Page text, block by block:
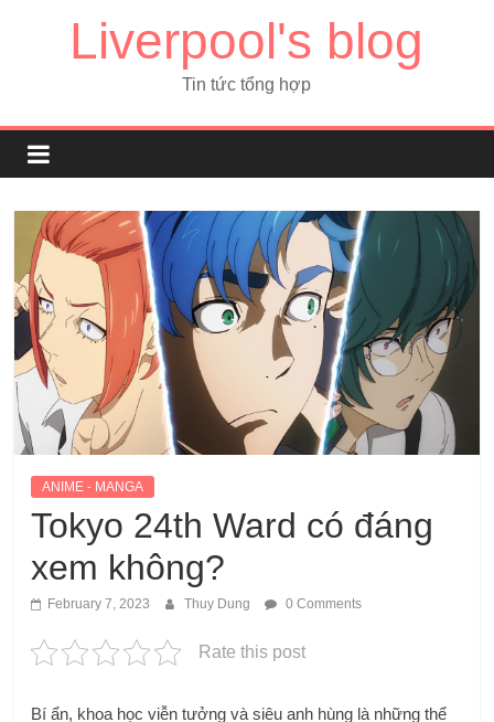
Liverpool's blog
Tin tức tổng hợp
ANIME - MANGA
Tokyo 24th Ward có đáng
xem không?
February 7, 2023 Thuy Dung 0 Comments
Rate this post
Bí ẩn, khoa học viễn tưởng và siêu anh hùng là những thể